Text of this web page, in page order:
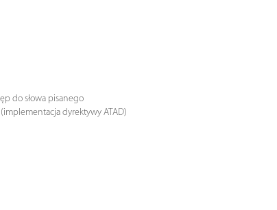
do słowa pisanego
dyrektywy ATAD)